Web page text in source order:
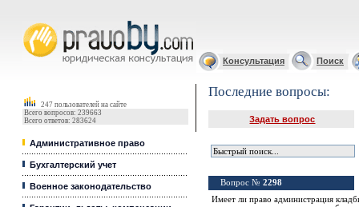
Консультация Поиск
247 пользователей на сайте
Всего вопросов: 239663
Всего ответов: 283624
Административное право
Бухгалтерский учет
Военное законодательство
Последние вопросы:
Задать вопрос
Вопрос № 2298
Имеет ли право администрация